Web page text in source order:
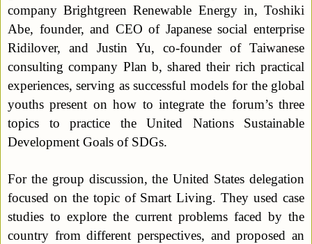
company Brightgreen Renewable Energy in, Toshiki
Abe, founder, and CEO of Japanese social enterprise
Ridilover, and Justin Yu, co-founder of Taiwanese
consulting company Plan b, shared their rich practical
experiences, serving as successful models for the global
youths present on how to integrate the forum’s three
topics to practice the United Nations Sustainable
Development Goals of SDGs.
For the group discussion, the United States delegation
focused on the topic of Smart Living. They used case
studies to explore the current problems faced by the
country from different perspectives, and proposed an